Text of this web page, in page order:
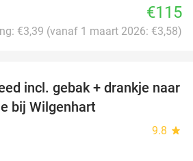
€115
€3,39 (vanaf 1 maart 2026: €3,58)
43%
incl. gebak + drankje naar
bij Wilgenhart
9.8 star